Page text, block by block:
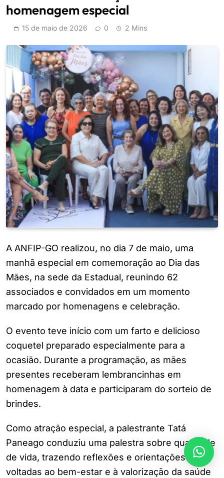
homenagem especial
15 de maio de 2026 0 2 Mins
A ANFIP-GO realizou, no dia 7 de maio, uma
manhã especial em comemoração ao Dia das
Mães, na sede da Estadual, reunindo 62
associados e convidados em um momento
marcado por homenagens e celebração.
O evento teve início com um farto e delicioso
coquetel preparado especialmente para a
ocasião. Durante a programação, as mães
presentes receberam lembrancinhas em
homenagem à data e participaram do sorteio de
brindes.
Como atração especial, a palestrante Tatá
Paneago conduziu uma palestra sobre qualidade
de vida, trazendo reflexões e orientações
voltadas ao bem-estar e à valorização da saúde